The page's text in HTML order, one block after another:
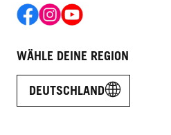
WÄHLE DEINE REGION
DEUTSCHLAND